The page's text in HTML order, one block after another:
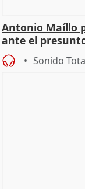
Antonio Maíllo
ante el
Sonido